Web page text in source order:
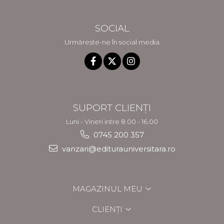
SOCIAL
Urmărește-ne în social media
SUPORT CLIENȚI
Luni - Vineri intre 8.00 - 16.00
0745 200 357
vanzari@editurauniversitara.ro
MAGAZINUL MEU
CLIENȚI